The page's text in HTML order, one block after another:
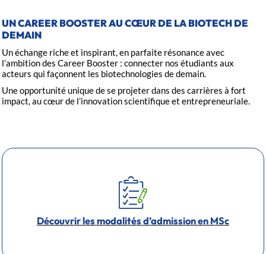
UN CAREER BOOSTER AU CŒUR DE LA BIOTECH DE
DEMAIN
Un échange riche et inspirant, en parfaite résonance avec
l’ambition des Career Booster : connecter nos étudiants aux
acteurs qui façonnent les biotechnologies de demain.
Une opportunité unique de se projeter dans des carrières à fort
impact, au cœur de l’innovation scientifique et entrepreneuriale.
Découvrir les modalités d’admission en MSc